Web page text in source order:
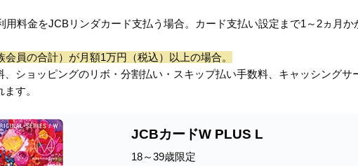
用料金をJCBリンダカード支払う場合。カード支払い設定まで1～2ヵ月か
員の合計）が月額1万円（税込）以上の場合。
ショッピングのリボ・分割払い・スキップ払い手数料、キャッシングサ
す。
JCBカードW PLUS L
18～39歳限定